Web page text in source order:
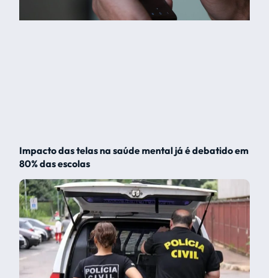
Impacto das telas na saúde mental já é debatido em
80% das escolas